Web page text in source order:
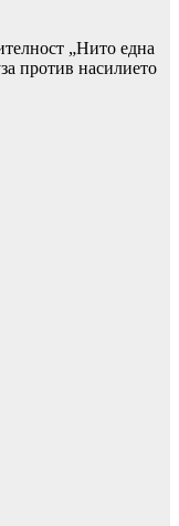
„Нито една
против насилието